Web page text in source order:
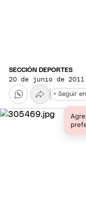
SECCIÓN DEPORTES
20 de junio de
+ Seguir en